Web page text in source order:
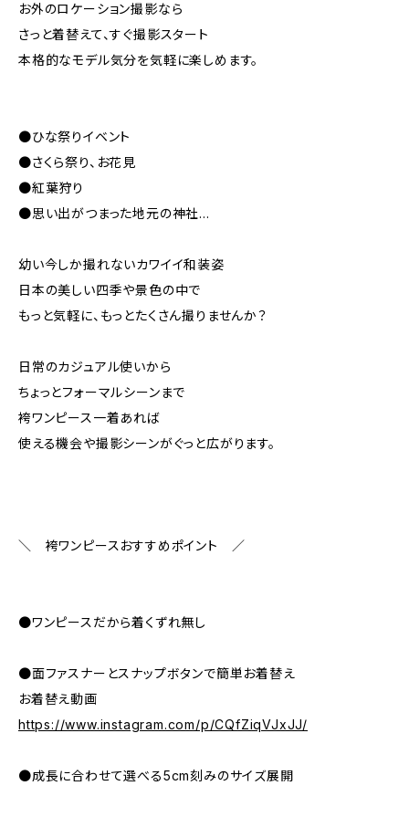
お外のロケーション撮影なら
さっと着替えて、すぐ撮影スタート
本格的なモデル気分を気軽に楽しめます。
●ひな祭りイベント
●さくら祭り、お花見
●紅葉狩り
●思い出がつまった地元の神社…
幼い今しか撮れないカワイイ和装姿
日本の美しい四季や景色の中で
もっと気軽に、もっとたくさん撮りませんか？
日常のカジュアル使いから
ちょっとフォーマルシーンまで
袴ワンピース一着あれば
使える機会や撮影シーンがぐっと広がります。
＼ 袴ワンピースおすすめポイント ／
●ワンピースだから着くずれ無し
●面ファスナーとスナップボタンで簡単お着替え
お着替え動画
https://www.instagram.com/p/CQfZiqVJxJJ/
●成長に合わせて選べる5cm刻みのサイズ展開